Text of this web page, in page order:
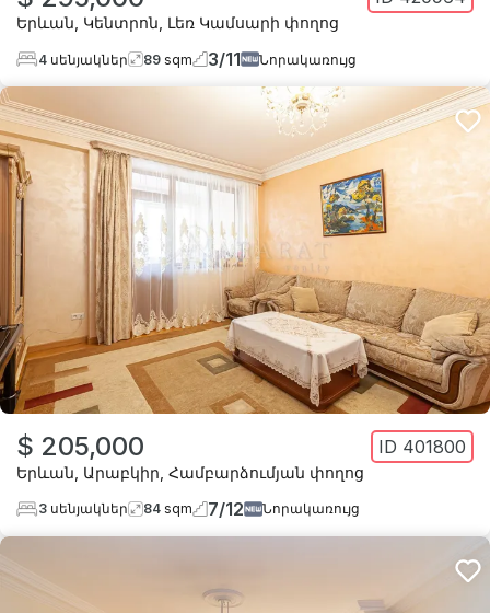
Երևան Կենտրոն Լեռ Կամսարի փողոց
4 սենյակներ 89 sqm 3/11 Նորակառույց
$ 205,000 ID 401800
Երևան Արաբկիր Համբարձումյան փողոց
3 սենյակներ 84 sqm 7/12 Նորակառույց